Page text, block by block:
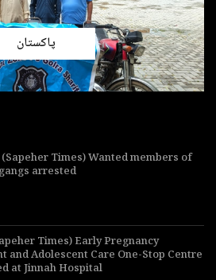
پاکستان
Times) Wanted members of
arrested
Times) Early Pregnancy
and Adolescent Care One-Stop Centre
at Jinnah Hospital